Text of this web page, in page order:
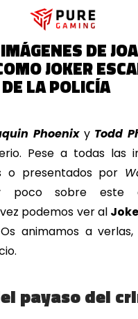
DE
JOKER
DE LA POLICÍA
Phoenixy Todd
Pese a todas las
o presentados por
poco sobre este
podemos ver al
animamos a
payaso del